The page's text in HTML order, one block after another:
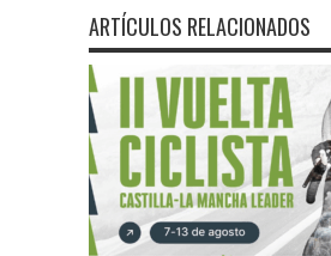
ARTÍCULOS RELACIONADOS